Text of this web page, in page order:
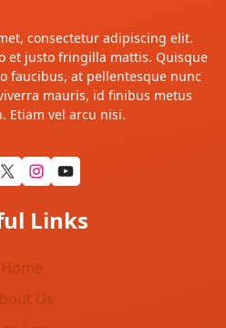
consectetur adipiscing elit.
et justo fringilla mattis. Quisque
faucibus, at pellentesque nunc
mauris, id finibus metus
Etiam vel arcu nisi.
X Instagram YouTube
Links
Home
Us